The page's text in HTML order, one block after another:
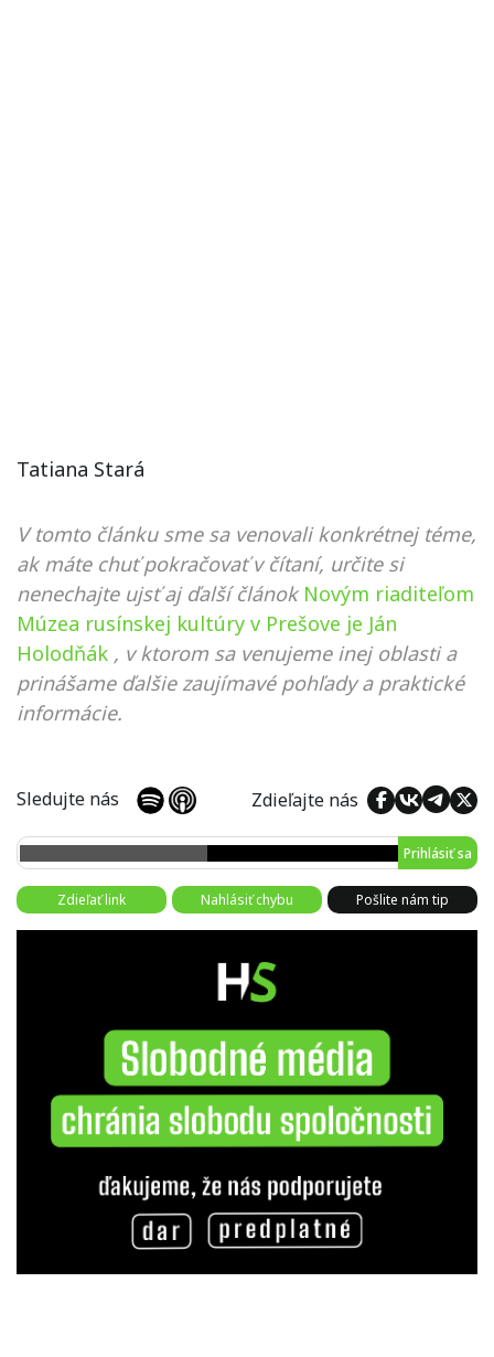
Tatiana Stará
V tomto článku sme sa venovali konkrétnej téme,
ak máte chuť pokračovať v čítaní, určite si
nenechajte ujsť aj ďalší článok Novým riaditeľom
Múzea rusínskej kultúry v Prešove je Ján
Holodňák , v ktorom sa venujeme inej oblasti a
prinášame ďalšie zaujímavé pohľady a praktické
informácie.
Sledujte nás Zdieľajte nás
Prihlásiť sa
Zdieľať link Nahlásiť chybu Pošlite nám tip